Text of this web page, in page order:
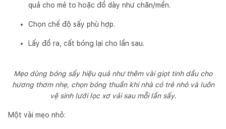
quả cho mẻ to hoặc đồ dày như chăn/mền.
Chọn chế độ sấy phù hợp.
Lấy đồ ra, cất bóng lại cho lần sau.
Mẹo dùng bóng sấy hiệu quả như thêm vài giọt tinh dầu cho
hương thơm nhẹ, chọn bóng thuần khi nhà có trẻ nhỏ và luôn
vệ sinh lưới lọc xơ vải sau mỗi lần sấy.
Một vài mẹo nhỏ: